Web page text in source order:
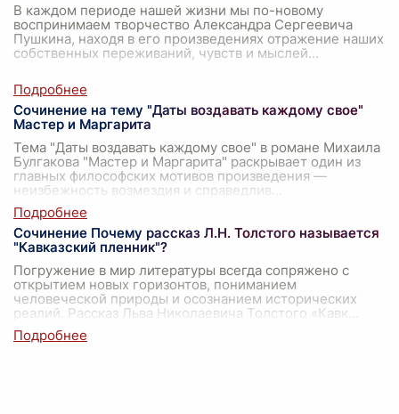
В каждом периоде нашей жизни мы по-новому
воспринимаем творчество Александра Сергеевича
Пушкина, находя в его произведениях отражение наших
собственных переживаний, чувств и мыслей...
Сочинение на тему "Даты воздавать каждому свое"
Мастер и Маргарита
Тема "Даты воздавать каждому свое" в романе Михаила
Булгакова "Мастер и Маргарита" раскрывает один из
главных философских мотивов произведения —
неизбежность возмездия и справедлив
Сочинение Почему рассказ Л.Н. Толстого называется
"Кавказский пленник"?
Погружение в мир литературы всегда сопряжено с
открытием новых горизонтов, пониманием
человеческой природы и осознанием исторических
реалий. Рассказ Льва Николаевича Толстого «Кавк